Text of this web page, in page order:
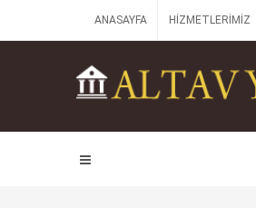
ANASAYFA HIZMETLERIMIZ